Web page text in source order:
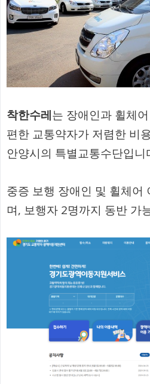
착한수레는 장애인과 휠체
편한 교통약자가 저렴한 비
안양시의 특별교통수단입니
중증 보행 장애인 및 휠체어
며, 보행자 2명까지 동반 가